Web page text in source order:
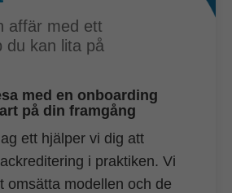
affär med ett
du kan lita på
med en onboarding
på din framgång
ett hjälper vi dig att
i praktiken. Vi
omsätta modellen och de